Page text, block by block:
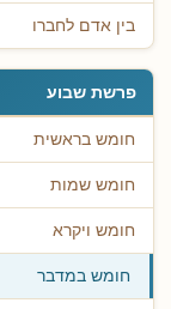
בין אדם לחברו
פרשת שבוע
חומש בראשית
חומש שמות
חומש ויקרא
חומש במדבר